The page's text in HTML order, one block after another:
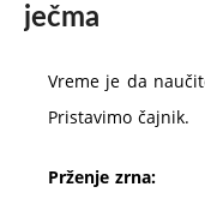
ječma
Vreme je da
Pristavimo čajnik.
Prženje zrna: